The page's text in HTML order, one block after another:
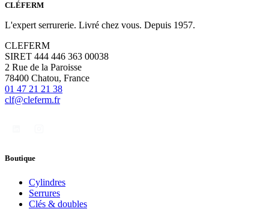
CLÉFERM
L'expert serrurerie. Livré chez vous. Depuis 1957.
CLEFERM
SIRET 444 446 363 00038
2 Rue de la Paroisse
78400 Chatou, France
01 47 21 21 38
clf@cleferm.fr
Boutique
Cylindres
Serrures
Clés & doubles